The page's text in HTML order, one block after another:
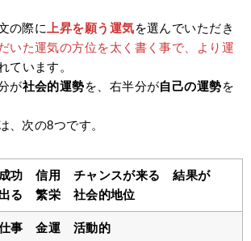
の際に 上昇を願う運気を選んでいただき
いた運気の方位を太く書く事で、より運
ています。
が社会的運勢を、右半分が自己の運勢を
、次の8つです。
成功 信用 チャンスが来る 結果が
出る 繁栄 社会的地位
事 金運 活動的